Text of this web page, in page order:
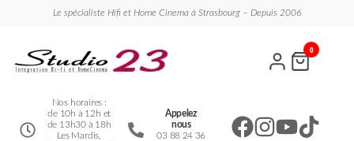
Le spécialiste Hifi et Home Cinema à Strasbourg – Depuis 2006
Nos horaires :
de 10h à 12h et
de 13h30 à 18h
Les Mardis,
Appelez
nous
03 88 24 36
0